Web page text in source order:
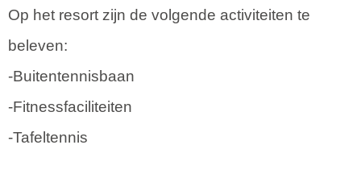
Op het resort zijn de volgende activiteiten te
beleven:
-Buitentennisbaan
-Fitnessfaciliteiten
-Tafeltennis